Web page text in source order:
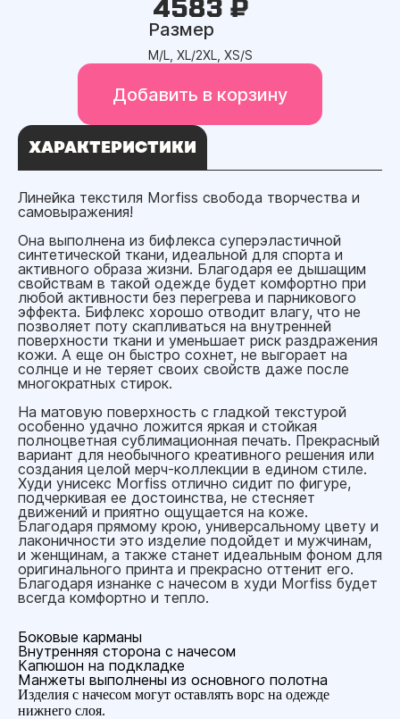
4583 ₽
Размер
M/L, XL/2XL, XS/S
Добавить в корзину
ХАРАКТЕРИСТИКИ
Линейка текстиля Morfiss свобода творчества и
самовыражения!
Она выполнена из бифлекса суперэластичной
синтетической ткани, идеальной для спорта и
активного образа жизни. Благодаря ее дышащим
свойствам в такой одежде будет комфортно при
любой активности без перегрева и парникового
эффекта. Бифлекс хорошо отводит влагу, что не
позволяет поту скапливаться на внутренней
поверхности ткани и уменьшает риск раздражения
кожи. А еще он быстро сохнет, не выгорает на
солнце и не теряет своих свойств даже после
многократных стирок.
На матовую поверхность с гладкой текстурой
особенно удачно ложится яркая и стойкая
полноцветная сублимационная печать. Прекрасный
вариант для необычного креативного решения или
создания целой мерч-коллекции в едином стиле.
Худи унисекс Morfiss отлично сидит по фигуре,
подчеркивая ее достоинства, не стесняет
движений и приятно ощущается на коже.
Благодаря прямому крою, универсальному цвету и
лаконичности это изделие подойдет и мужчинам,
и женщинам, а также станет идеальным фоном для
оригинального принта и прекрасно оттенит его.
Благодаря изнанке с начесом в худи Morfiss будет
всегда комфортно и тепло.
Боковые карманы
Внутренняя сторона с начесом
Капюшон на подкладке
Манжеты выполнены из основного полотна
Изделия с начесом могут оставлять ворс на одежде
нижнего слоя.